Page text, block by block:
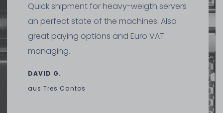
418,99 € *
Quick shipment for heavy-weigth servers
an perfect state of the machines. Also
great paying options and Euro VAT
managing.
DAVID G.
aus Tres Cantos